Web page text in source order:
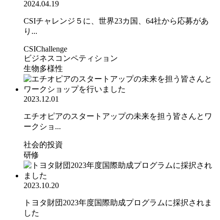
2024.04.19
CSIチャレンジ５に、世界23カ国、64社から応募があ
り...
CSIChallenge
ビジネスコンペティション
生物多様性
2023.12.01
エチオピアのスタートアップの未来を担う皆さんとワ
ークショ...
社会的投資
研修
2023.10.20
トヨタ財団2023年度国際助成プログラムに採択されま
した